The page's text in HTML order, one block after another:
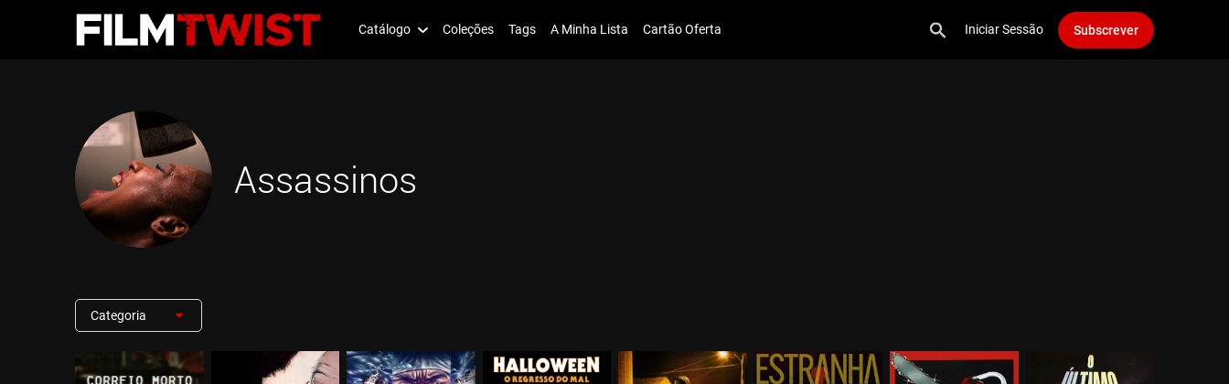
Catálogo Coleções Tags A Minha Lista Cartão Oferta Iniciar Sessão Subscrever
Assassinos
Categoria